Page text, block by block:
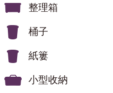
整理箱
桶子
紙簍
小型收納